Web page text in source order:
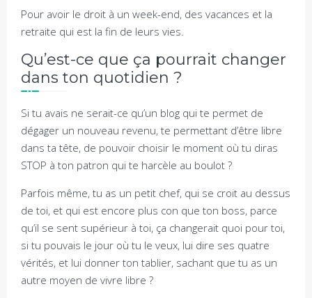
Pour avoir le droit à un week-end, des vacances et la
retraite qui est la fin de leurs vies.
Qu’est-ce que ça pourrait changer
dans ton quotidien ?
Si tu avais ne serait-ce qu’un blog qui te permet de
dégager un nouveau revenu, te permettant d’être libre
dans ta tête, de pouvoir choisir le moment où tu diras
STOP à ton patron qui te harcèle au boulot ?
Parfois même, tu as un petit chef, qui se croit au dessus
de toi, et qui est encore plus con que ton boss, parce
qu’il se sent supérieur à toi, ça changerait quoi pour toi,
si tu pouvais le jour où tu le veux, lui dire ses quatre
vérités, et lui donner ton tablier, sachant que tu as un
autre moyen de vivre libre ?